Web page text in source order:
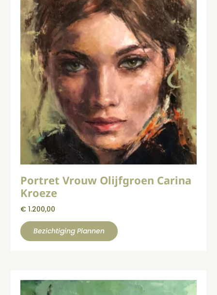
Portret Vrouw Olijfgroen Carina
Kroeze
€ 1.200,00
Bezichtiging Plannen